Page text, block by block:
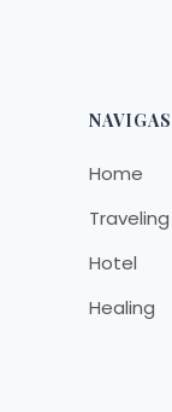
Home
Traveling
Hotel
Healing